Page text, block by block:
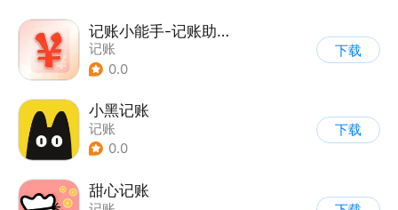
记账小能手-记账助手
记账
0.0
下载
小黑记账
记账
0.0
下载
甜心记账